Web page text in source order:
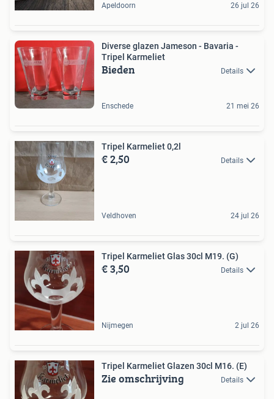
Apeldoorn 26 jul 26
Diverse glazen Jameson - Bavaria -
Tripel Karmeliet
Bieden Details
Enschede 21 mei 26
Tripel Karmeliet 0,2l
€ 2,50 Details
Veldhoven 24 jul 26
Tripel Karmeliet Glas 30cl M19. (G)
€ 3,50 Details
Nijmegen 2 jul 26
Tripel Karmeliet Glazen 30cl M16. (E)
Zie omschrijving Details